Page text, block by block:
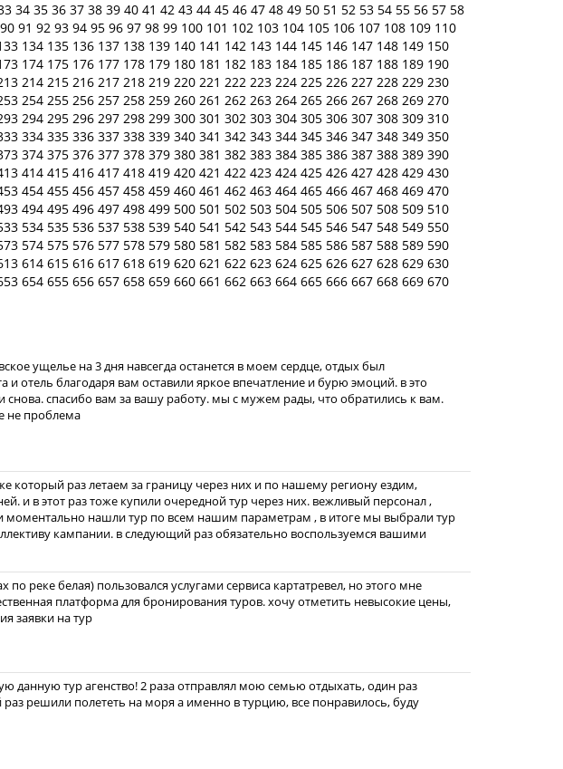
34 35 36 37 38 39 40 41 42 43 44 45 46 47 48 49 50 51 52 53 54 55 56 57 58
90 91 92 93 94 95 96 97 98 99 100 101 102 103 104 105 106 107 108 109 110
134 135 136 137 138 139 140 141 142 143 144 145 146 147 148 149 150
174 175 176 177 178 179 180 181 182 183 184 185 186 187 188 189 190
214 215 216 217 218 219 220 221 222 223 224 225 226 227 228 229 230
254 255 256 257 258 259 260 261 262 263 264 265 266 267 268 269 270
294 295 296 297 298 299 300 301 302 303 304 305 306 307 308 309 310
334 335 336 337 338 339 340 341 342 343 344 345 346 347 348 349 350
374 375 376 377 378 379 380 381 382 383 384 385 386 387 388 389 390
414 415 416 417 418 419 420 421 422 423 424 425 426 427 428 429 430
454 455 456 457 458 459 460 461 462 463 464 465 466 467 468 469 470
494 495 496 497 498 499 500 501 502 503 504 505 506 507 508 509 510
534 535 536 537 538 539 540 541 542 543 544 545 546 547 548 549 550
574 575 576 577 578 579 580 581 582 583 584 585 586 587 588 589 590
614 615 616 617 618 619 620 621 622 623 624 625 626 627 628 629 630
654 655 656 657 658 659 660 661 662 663 664 665 666 667 668 669 670
ущелье на 3 дня навсегда останется в моем сердце, отдых был
отель благодаря вам оставили яркое впечатление и бурю эмоций. в это
снова. спасибо вам за вашу работу. мы с мужем рады, что обратились к вам.
не проблема
который раз летаем за границу через них и по нашему региону ездим,
и в этот раз тоже купили очередной тур через них. вежливый персонал ,
моментально нашли тур по всем нашим параметрам , в итоге мы выбрали тур
кампании. в следующий раз обязательно воспользуемся вашими
по реке белая) пользовался услугами сервиса картатревел, но этого мне
платформа для бронирования туров. хочу отметить невысокие цены,
заявки на тур
данную тур агенство! 2 раза отправлял мою семью отдыхать, один раз
раз решили полететь на моря а именно в турцию, все понравилось, буду